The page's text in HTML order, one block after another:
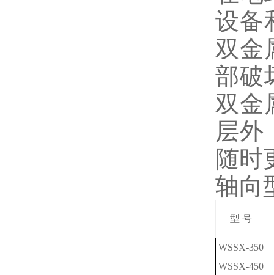
设备
双金
部破
双金
层外
随时
轴向
型 号
WSSX-350
WSSX-450